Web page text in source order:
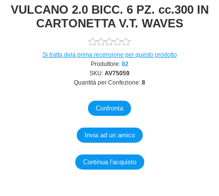
VULCANO 2.0 BICC. 6 PZ. cc.300 IN
CARTONETTA V.T. WAVES
Si tratta dela prima recensione per questo prodotto
Produttore: 02
SKU: AV75059
Quantità per Confezione: 8